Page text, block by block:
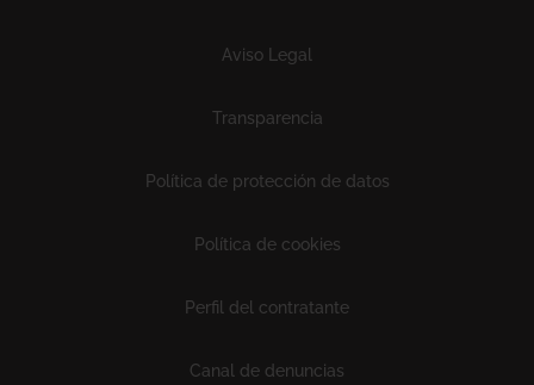
Aviso Legal
Transparencia
Política de protección de datos
Política de cookies
Perfil del contratante
Canal de denuncias